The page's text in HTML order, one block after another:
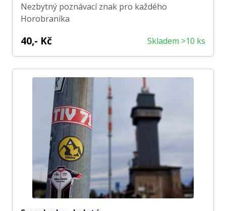
Nezbytný poznávací znak pro každého
Horobraníka
40,- Kč Skladem >10 ks